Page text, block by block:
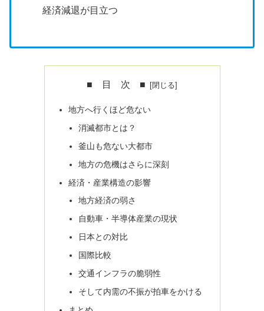
経済減退が目立つ
■ 目 次 ■
地方へ行くほど危ない
消滅都市とは？
釜山も危ない大都市
地方の危機はさらに深刻
経済・産業構造の影響
地方経済の弱さ
自動車・半導体産業の現状
日本との対比
国際比較
交通インフラの脆弱性
そして内需の不振が拍車をかける